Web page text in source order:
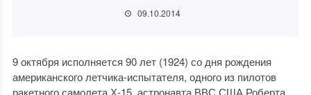
09.10.2014
9 октября исполняется 90 лет (1924) со дня рождения
американского летчика-испытателя, одного из пилотов
ракетного самолета Х-15, астронавта ВВС США Роберта